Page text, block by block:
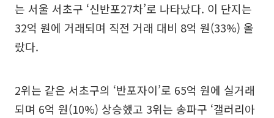
는 서울 서초구 ‘신반포27차’로 나타났다. 이 단지는
32억 원에 거래되며 직전 거래 대비 8억 원(33%) 올
랐다.
2위는 같은 서초구의 ‘반포자이’로 65억 원에 실거래
되며 6억 원(10%) 상승했고 3위는 송파구 ‘갤러리아